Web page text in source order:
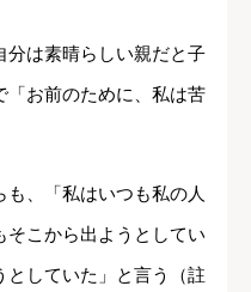
分は素晴らしい親だと子
「お前のために、私は苦
、「私はいつも私の人
こから出ようとしてい
としていた」と言う（註